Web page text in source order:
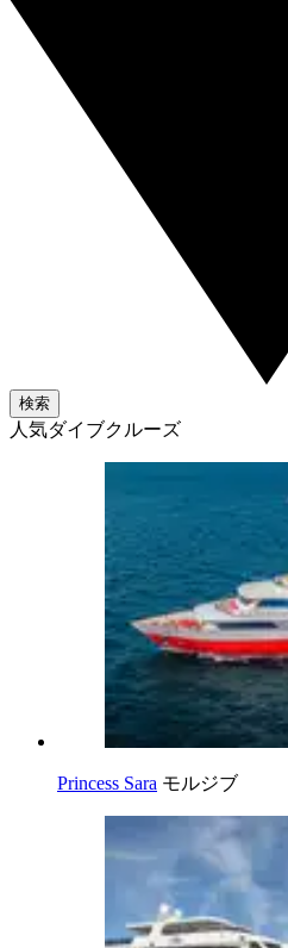
検索
人気ダイブクルーズ
Princess Sara モルジブ